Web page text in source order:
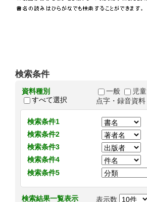
検索条件
資料種別
すべて選択
一般 児童
点字・録音資料
検索条件1
検索条件2
検索条件3
検索条件4
検索条件5
検索結果一覧表示 表示数